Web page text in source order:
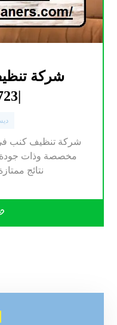
شركة
|0566640723
شركة تنظيف كنب
مخصصة وذات جودة
نتائج